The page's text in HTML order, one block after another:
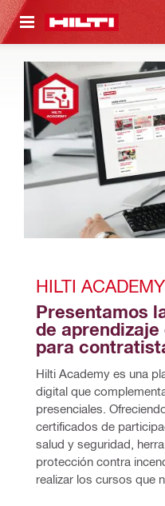
PRINCIPAL
HILTI ACADEMY
Presentamos
de
para
Hilti Academy es una
digital que
presenciales.
certificados de
salud y seguridad,
protección contra
realizar los cursos que